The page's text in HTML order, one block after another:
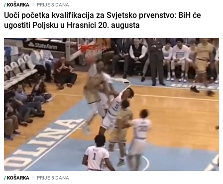
/KOŠARKA I PRIJE 3 DANA
Uoči početka kvalifikacija za Svjetsko prvenstvo: BiH će
ugostiti Poljsku u Hrasnici 20. augusta
/KOŠARKA I PRIJE 5 DANA